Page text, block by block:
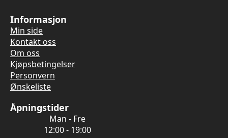
Informasjon
Min side
Kontakt oss
Om oss
Kjøpsbetingelser
Personvern
Ønskeliste
Åpningstider
Man - Fre
12:00 - 19:00